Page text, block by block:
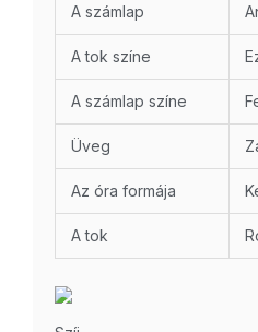
A számlap
A tok színe
A számlap színe
Üveg
Az óra formája
A tok